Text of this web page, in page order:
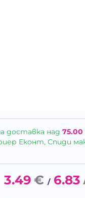
доставка над 75.00
Еконт, Спиди
3.49 € / 6.83